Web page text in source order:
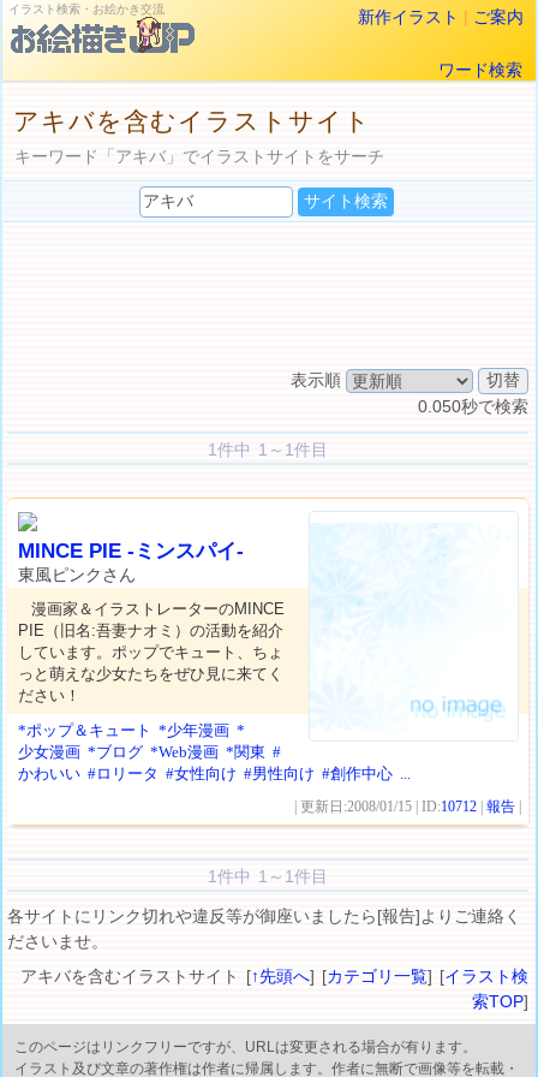
イラスト検索・お絵かき交流 新作イラスト | ご案内
ワード検索
アキバを含むイラストサイト
キーワード「アキバ」でイラストサイトをサーチ
表示順
0.050秒で検索
1件中 1～1件目
MINCE PIE -ミンスパイ-
東風ピンクさん
漫画家＆イラストレーターのMINCE
PIE（旧名:吾妻ナオミ）の活動を紹介
しています。ポップでキュート、ちょ
っと萌えな少女たちをぜひ見に来てく
ださい！
*ポップ＆キュート
*少年漫画 *
少女漫画 *ブログ *Web漫画 *関東 #
かわいい #ロリータ #女性向け #男性向け #創作中心 ...
| 更新日:2008/01/15 | ID:10712 |報告
1件中 1～1件目
各サイトにリンク切れや違反等が御座いましたら[報告]よりご連絡く
ださいませ。
アキバを含むイラストサイト [↑先頭へ] [カテゴリ一覧] [イラスト検
索TOP]
このページはリンクフリーですが、URLは変更される場合が有ります。
イラスト及び文章の著作権は作者に帰属します。作者に無断で画像等を転載・